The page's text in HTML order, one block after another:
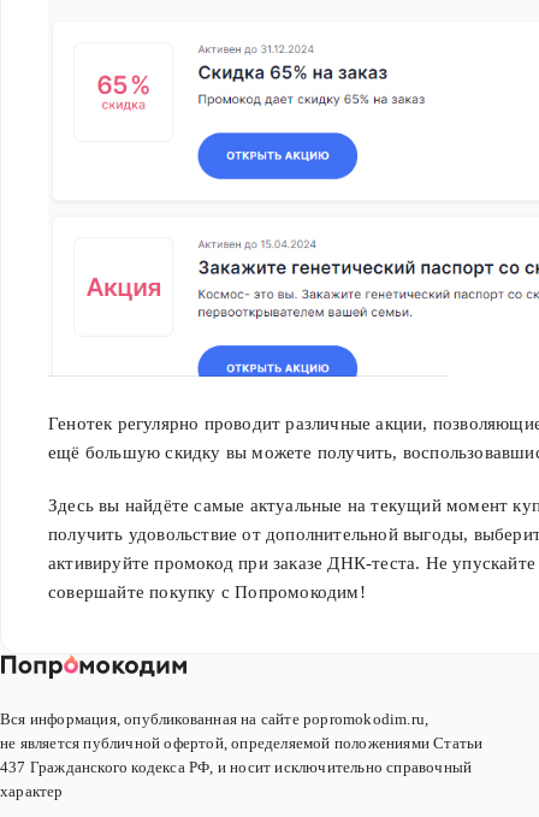
Генотек регулярно проводит различные акции,
ещё большую скидку вы можете получить,
Здесь вы найдёте самые актуальные на текущий момент
получить удовольствие от дополнительной выгоды,
активируйте промокод при заказе ДНК-теста. Не
совершайте покупку с Попромокодим!
Вся информация, опубликованная на сайте popromokodim.ru,
не является публичной офертой, определяемой положениями Статьи
437 Гражданского кодекса РФ, и носит исключительно справочный
характер